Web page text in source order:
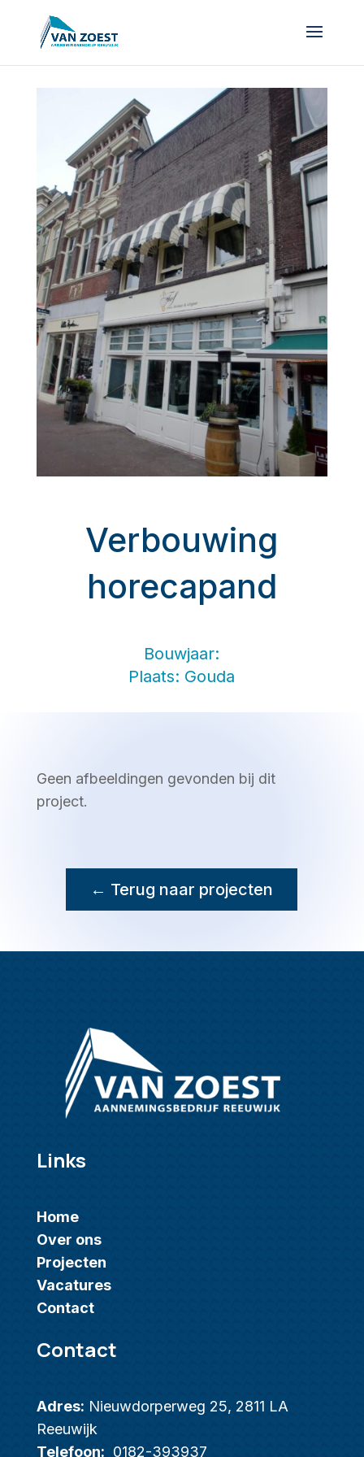
Verbouwing
horecapand
Bouwjaar:
Plaats: Gouda
Geen afbeeldingen gevonden bij dit
project.
← Terug naar projecten
Links
Home
Over ons
Projecten
Vacatures
Contact
Contact
Adres: Nieuwdorperweg 25, 2811 LA
Reeuwijk
Telefoon: 0182-393937